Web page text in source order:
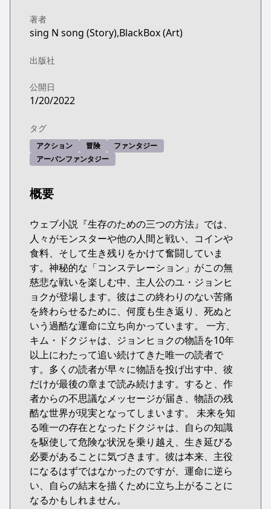
著者
sing N song (Story),BlackBox (Art)
出版社
公開日
1/20/2022
タグ
アクション 冒険
ファンタジー
アーバンファンタジー
概要
ウェブ小説『生存のための三つの方法』では、
人々がモンスターや他の人間と戦い、コインや
食料、そして生き残りをかけて奮闘していま
す。神秘的な「コンステレーション」がこの無
慈悲な戦いを楽しむ中、主人公のユ・ジョンヒ
ョクが登場します。彼はこの終わりのない苦痛
を終わらせるために、何度も生き返り、死ぬと
いう過酷な運命に立ち向かっています。 一方、
キム・ドクジャは、ジョンヒョクの物語を10年
以上にわたって追い続けてきた唯一の読者で
す。多くの読者が早々に物語を投げ出す中、彼
だけが最後の章まで読み続けます。すると、作
者からの不思議なメッセージが届き、物語の残
酷な世界が現実となってしまいます。 未来を知
る唯一の存在となったドクジャは、自らの知識
を駆使して危険な状況を乗り越え、生き延びる
必要があることに気づきます。彼は本来、主役
になるはずではなかったのですが、運命に逆ら
い、自らの結末を描くために立ち上がることに
なるかもしれません。